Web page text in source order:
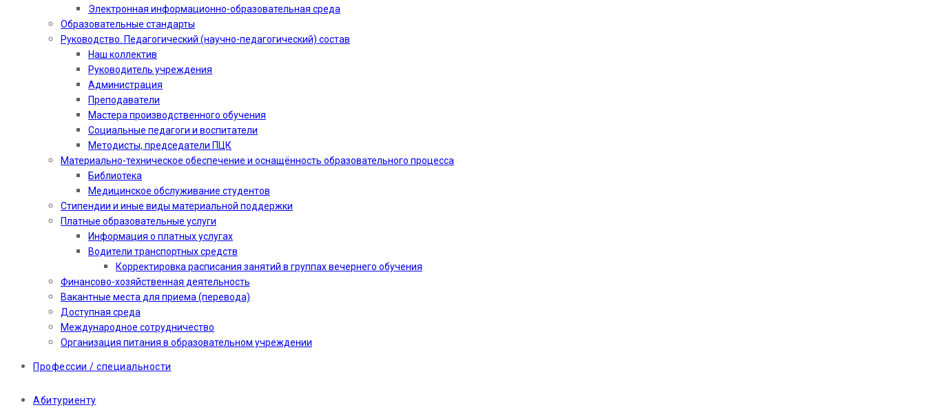
Электронная информационно-образовательная среда
Образовательные стандарты
Руководство. Педагогический (научно-педагогический) состав
Наш коллектив
Руководитель учреждения
Администрация
Преподаватели
Мастера производственного обучения
Социальные педагоги и воспитатели​
Методисты, председатели ПЦК
Материально-техническое обеспечение и оснащённость образовательного процесса
Библиотека
Медицинское обслуживание студентов
Стипендии и иные виды материальной поддержки
Платные образовательные услуги
Информация о платных услугах
Водители транспортных средств
Корректировка расписания занятий в группах вечернего обучения
Финансово-хозяйственная деятельность
Вакантные места для приема (перевода)
Доступная среда
Международное сотрудничество
Организация питания в образовательном учреждении
Профессии / специальности
Абитуриенту